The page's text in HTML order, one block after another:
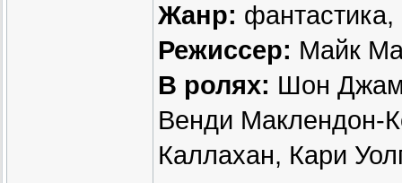
Жанр:
Режиссер: Майк
В ролях: Шон
Венди Маклендон-
Каллахан, Кари